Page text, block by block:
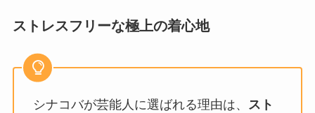
ストレスフリーな極上の着心地
シナコバが芸能人に選ばれる理由は、
スト